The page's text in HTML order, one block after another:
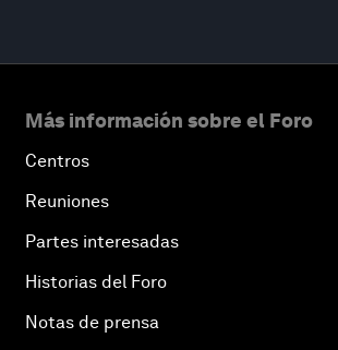
Más información sobre el Foro
Centros
Reuniones
Partes interesadas
Historias del Foro
Notas de prensa